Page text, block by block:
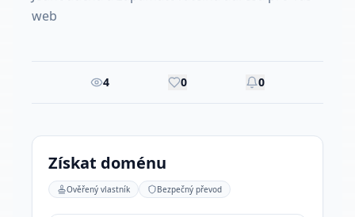
web
4 0 0
Získat doménu
Ověřený vlastník Bezpečný převod